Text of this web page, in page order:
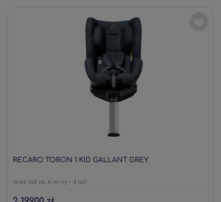
RECARO TORON 1 KID GALLANT GREY
Wiek (od ok. 6 m-cy - 4 lat)